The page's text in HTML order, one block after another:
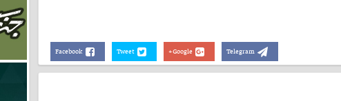
Facebook Tweet Google+ Telegram